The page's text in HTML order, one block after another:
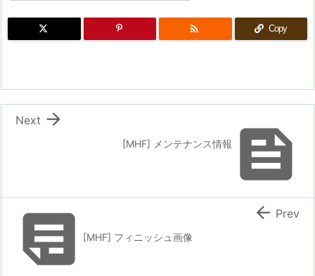
 Copy

[MHF] メンテナンス情報

Next
[MHF] フィニッシュ画像
 Prev